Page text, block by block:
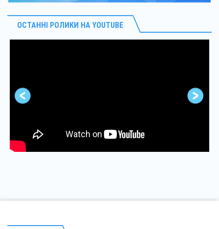
ОСТАННІ РОЛИКИ НА YOUTUBE